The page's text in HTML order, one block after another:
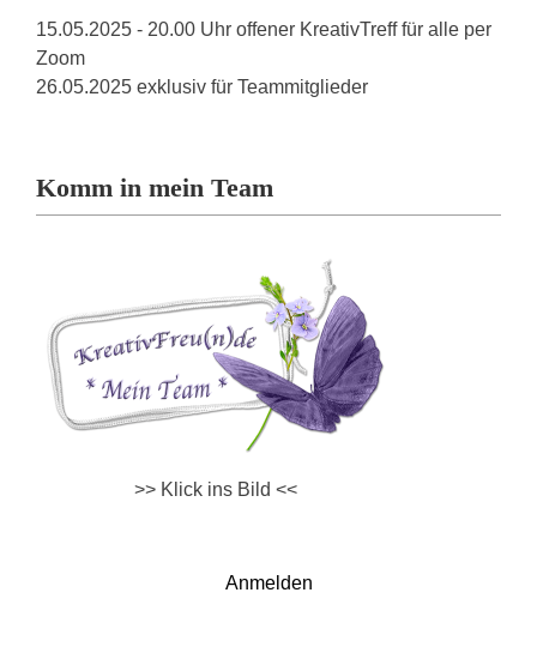
15.05.2025 - 20.00 Uhr offener KreativTreff für alle per
Zoom
26.05.2025 exklusiv für Teammitglieder
Komm in mein Team
>> Klick ins Bild <<
Anmelden